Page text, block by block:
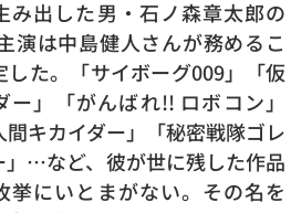
み出した男・石ノ森章太郎の
演は中島健人さんが務めるこ
した。「サイボーグ009」「仮
ー」「がんばれ!! ロボコン」
間キカイダー」「秘密戦隊ゴレ
」…など、彼が世に残した作品
挙にいとまがない。その名を